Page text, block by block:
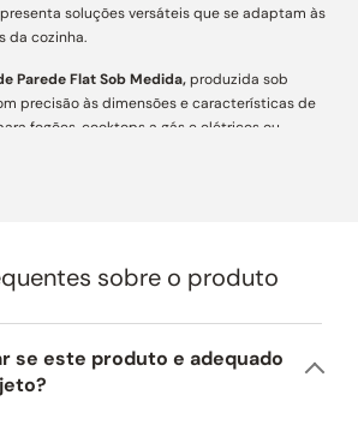
soluções versáteis que se adaptam às
da cozinha.
Parede Flat Sob Medida,produzida sob
precisão às dimensões e características de
fogões, cooktops a gás e elétricos ou
eficiente de fumaça e odores, aliando
com mais de 160 variações
aos mais diversos projetos. Fabricada em
resistência, une estética atemporal,
vida útil. Para regiões litorâneas,
em aço inox AISI 304 (preço sob consulta).
sobre o produto
se este produto e adequado